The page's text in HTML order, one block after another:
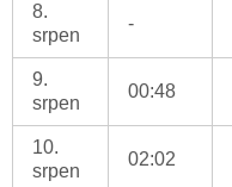
8.
srpen
-
9.
srpen
00:48
10.
srpen
02:02